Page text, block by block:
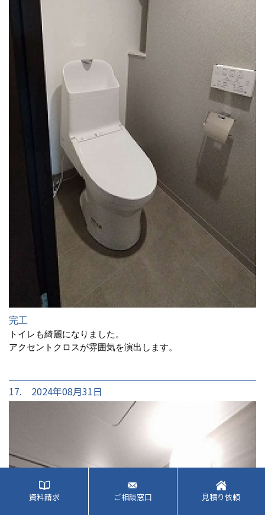
完工
トイレも綺麗になりました。
アクセントクロスが雰囲気を演出します。
17. 2024年08月31日
資料請求 ご相談窓口 見積り依頼